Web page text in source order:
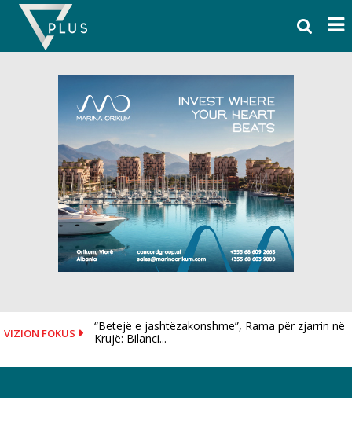
Skip
content
VIZION FOKUS
“Betejë e jashtëzakonshme”, Rama për zjarrin në
Krujë: Bilanci...